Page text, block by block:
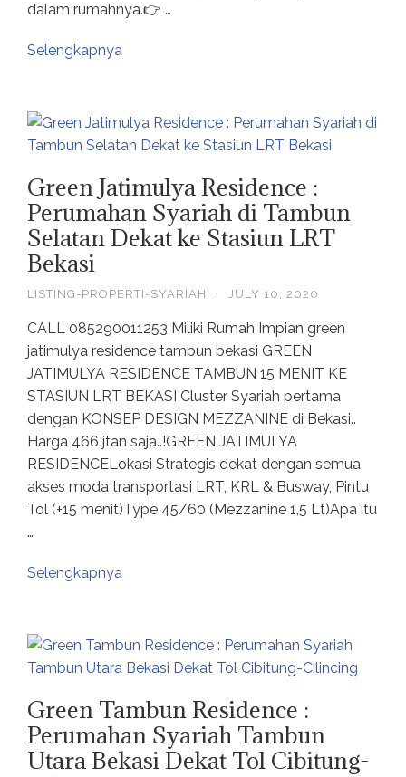
dalam rumahnya.👉 …
Selengkapnya
Green Jatimulya Residence :
Perumahan Syariah di Tambun
Selatan Dekat ke Stasiun LRT
Bekasi
LISTING-PROPERTI-SYARIAH · JULY 10, 2020
CALL 085290011253 Miliki Rumah Impian green
jatimulya residence tambun bekasi GREEN
JATIMULYA RESIDENCE TAMBUN 15 MENIT KE
STASIUN LRT BEKASI Cluster Syariah pertama
dengan KONSEP DESIGN MEZZANINE di Bekasi..
Harga 466 jtan saja..!GREEN JATIMULYA
RESIDENCELokasi Strategis dekat dengan semua
akses moda transportasi LRT, KRL & Busway, Pintu
Tol (+15 menit)Type 45/60 (Mezzanine 1,5 Lt)Apa itu
…
Selengkapnya
Green Tambun Residence :
Perumahan Syariah Tambun
Utara Bekasi Dekat Tol Cibitung-